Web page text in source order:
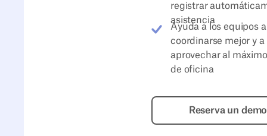
registrar
asistencia
Ayuda a los equipos a
coordinarse mejor y a
aprovechar al
de oficina
Reserva un demo